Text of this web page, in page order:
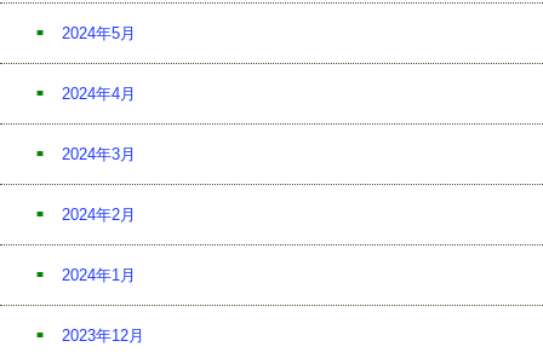
2024年5月
2024年4月
2024年3月
2024年2月
2024年1月
2023年12月